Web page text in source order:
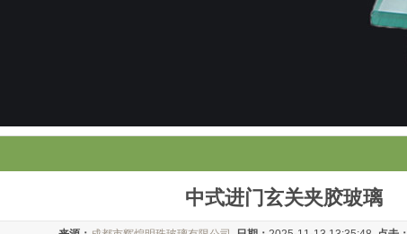
中式进门玄关夹胶玻璃